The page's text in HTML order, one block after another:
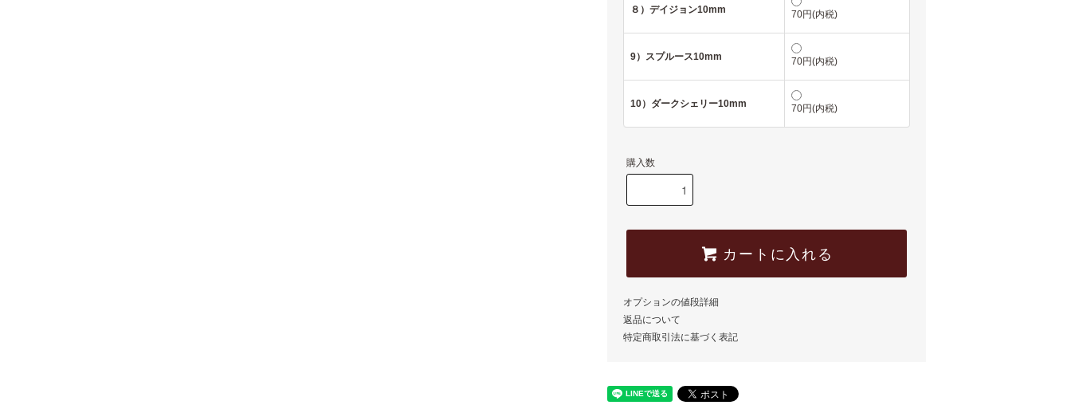
８）デイジョン10mm 70円(内税)
9）スプルース10mm 70円(内税)
10）ダークシェリー10mm 70円(内税)
購入数
カートに入れる
オプションの値段詳細
返品について
特定商取引法に基づく表記